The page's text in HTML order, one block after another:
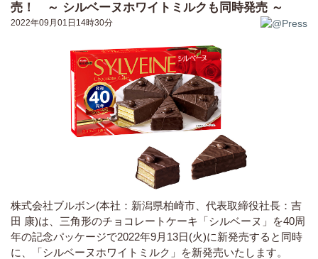
売！ ～ シルベーヌホワイトミルクも同時発売 ～
2022年09月01日14時30分
株式会社ブルボン(本社：新潟県柏崎市、代表取締役社長：吉
田 康)は、三角形のチョコレートケーキ「シルベーヌ」を40周
年の記念パッケージで2022年9月13日(火)に新発売すると同時
に、「シルベーヌホワイトミルク」を新発売いたします。